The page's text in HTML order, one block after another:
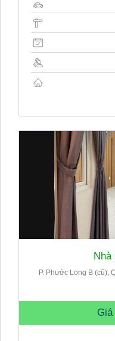
Nhà
P. Phước Long B (cũ),
Giá